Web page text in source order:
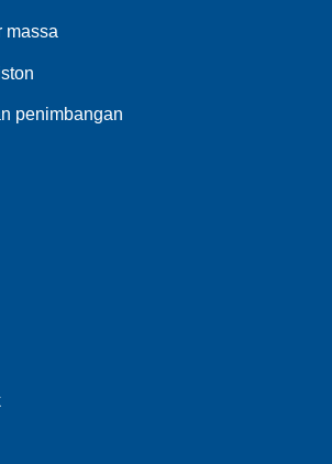
massa
penimbangan